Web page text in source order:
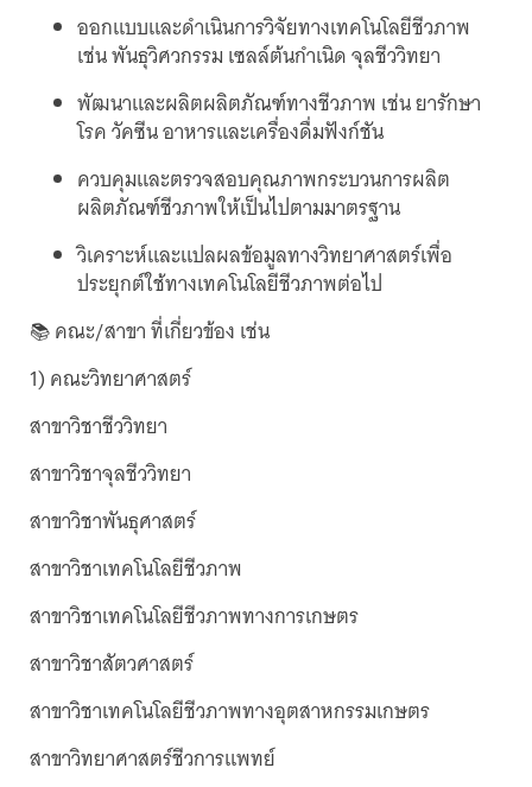
ออกแบบและดำเนินการวิจัยทางเทคโนโลยีชีวภาพ
เช่น พันธุวิศวกรรม เซลล์ต้นกำเนิด จุลชีววิทยา
พัฒนาและผลิตผลิตภัณฑ์ทางชีวภาพ เช่น ยารักษา
โรค วัคซีน อาหารและเครื่องดื่มฟังก์ชัน
ควบคุมและตรวจสอบคุณภาพกระบวนการผลิต
ผลิตภัณฑ์ชีวภาพให้เป็นไปตามมาตรฐาน
วิเคราะห์และแปลผลข้อมูลทางวิทยาศาสตร์เพื่อ
ประยุกต์ใช้ทางเทคโนโลยีชีวภาพต่อไป
📚 คณะ/สาขา ที่เกี่ยวข้อง เช่น
1) คณะวิทยาศาสตร์
สาขาวิชาชีววิทยา
สาขาวิชาจุลชีววิทยา
สาขาวิชาพันธุศาสตร์
สาขาวิชาเทคโนโลยีชีวภาพ
สาขาวิชาเทคโนโลยีชีวภาพทางการเกษตร
สาขาวิชาสัตวศาสตร์
สาขาวิชาเทคโนโลยีชีวภาพทางอุตสาหกรรมเกษตร
สาขาวิทยาศาสตร์ชีวการแพทย์